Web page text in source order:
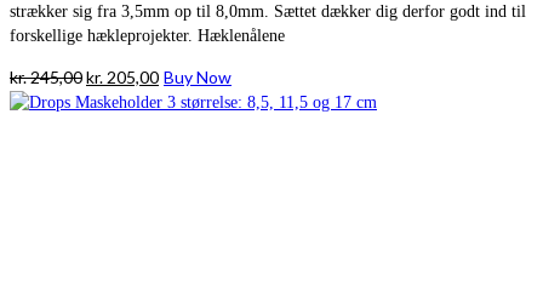
strækker sig fra 3,5mm op til 8,0mm. Sættet dækker dig derfor godt ind til
forskellige hækleprojekter. Hæklenålene
kr.245,00Den
oprindelige
kr. 205,00Den
aktuelle
Buy Now